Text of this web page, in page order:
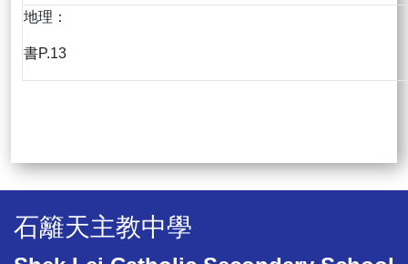
地理：
書P.13
石籬天主教中學